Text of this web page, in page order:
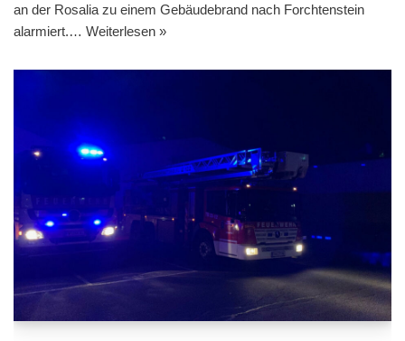
an der Rosalia zu einem Gebäudebrand nach Forchtenstein
alarmiert.… Weiterlesen »